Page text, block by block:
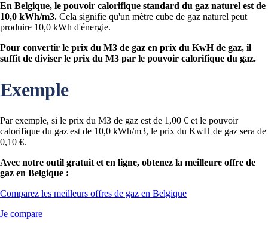
En Belgique, le pouvoir calorifique standard du gaz naturel est de
10,0 kWh/m3. Cela signifie qu'un mètre cube de gaz naturel peut
produire 10,0 kWh d'énergie.
Pour convertir le prix du M3 de gaz en prix du KwH de gaz, il
suffit de diviser le prix du M3 par le pouvoir calorifique du gaz.
Exemple
Par exemple, si le prix du M3 de gaz est de 1,00 € et le pouvoir
calorifique du gaz est de 10,0 kWh/m3, le prix du KwH de gaz sera de
0,10 €.
Avec notre outil gratuit et en ligne, obtenez la meilleure offre de
gaz en Belgique :
Comparez les meilleurs offres de gaz en Belgique
Je compare